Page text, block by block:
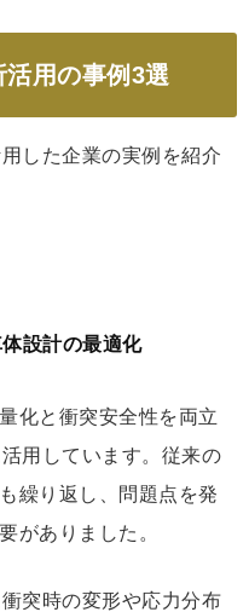
用の事例3選
した企業の実例を紹介
設計の最適化
化と衝突安全性を両立
用しています。従来の
繰り返し、問題点を発
がありました。
突時の変形や応力分布